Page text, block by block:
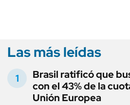
Las más leídas
Brasil ratificó que
con el 43% de la
Unión Europea